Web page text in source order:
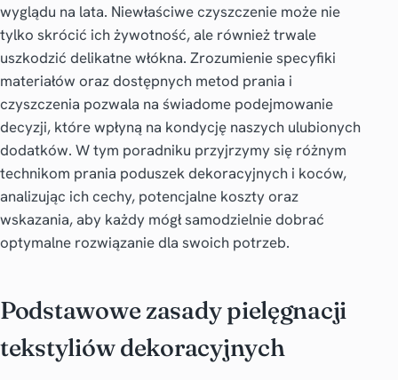
wyglądu na lata. Niewłaściwe czyszczenie może nie
tylko skrócić ich żywotność, ale również trwale
uszkodzić delikatne włókna. Zrozumienie specyfiki
materiałów oraz dostępnych metod prania i
czyszczenia pozwala na świadome podejmowanie
decyzji, które wpłyną na kondycję naszych ulubionych
dodatków. W tym poradniku przyjrzymy się różnym
technikom prania poduszek dekoracyjnych i koców,
analizując ich cechy, potencjalne koszty oraz
wskazania, aby każdy mógł samodzielnie dobrać
optymalne rozwiązanie dla swoich potrzeb.
Podstawowe zasady pielęgnacji
tekstyliów dekoracyjnych